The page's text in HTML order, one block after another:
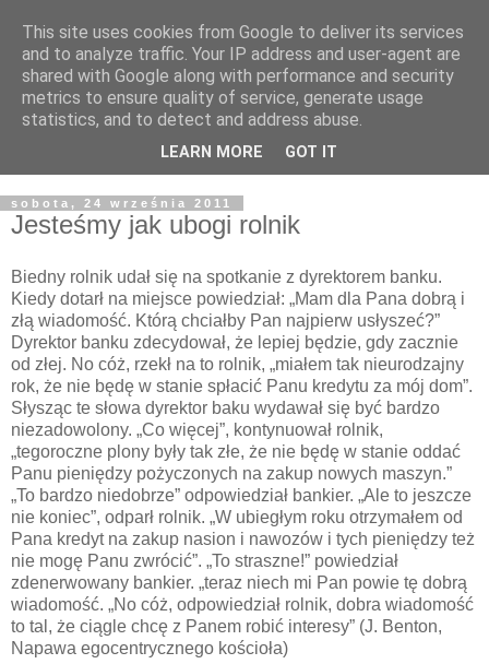
Żyjąc wiarą w REALNYM
świecie
Blog pastora Pawła Bartosika
sobota, 24 września 2011
Jesteśmy jak ubogi rolnik
Biedny rolnik udał się na spotkanie z dyrektorem banku.
Kiedy dotarł na miejsce powiedział: „Mam dla Pana dobrą i
złą wiadomość. Którą chciałby Pan najpierw usłyszeć?”
Dyrektor banku zdecydował, że lepiej będzie, gdy zacznie
od złej. No cóż, rzekł na to rolnik, „miałem tak nieurodzajny
rok, że nie będę w stanie spłacić Panu kredytu za mój dom”.
Słysząc te słowa dyrektor baku wydawał się być bardzo
niezadowolony. „Co więcej”, kontynuował rolnik,
„tegoroczne plony były tak złe, że nie będę w stanie oddać
Panu pieniędzy pożyczonych na zakup nowych maszyn.”
„To bardzo niedobrze” odpowiedział bankier. „Ale to jeszcze
nie koniec”, odparł rolnik. „W ubiegłym roku otrzymałem od
Pana kredyt na zakup nasion i nawozów i tych pieniędzy też
nie mogę Panu zwrócić”. „To straszne!” powiedział
zdenerwowany bankier. „teraz niech mi Pan powie tę dobrą
wiadomość. „No cóż, odpowiedział rolnik, dobra wiadomość
to tal, że ciągle chcę z Panem robić interesy” (J. Benton,
Napawa egocentrycznego kościoła)
This site uses cookies from Google to deliver its services
and to analyze traffic. Your IP address and user-agent are
shared with Google along with performance and security
metrics to ensure quality of service, generate usage
statistics, and to detect and address abuse.
LEARN MORE GOT IT